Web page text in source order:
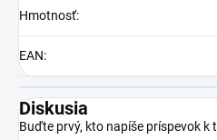
Hmotnosť:
EAN:
Diskusia
Buďte prvý, kto napíše príspevok k